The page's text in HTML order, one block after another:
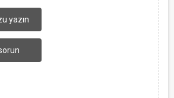
yazın